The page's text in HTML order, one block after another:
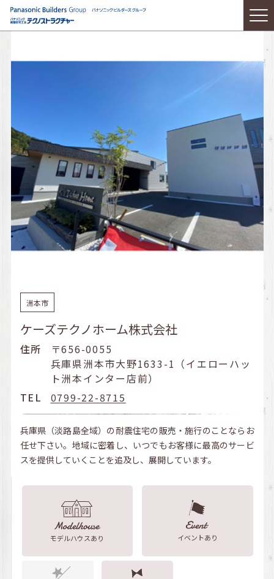
洲本市
ケーズテクノホーム株式会社
住所
〒656-0055
兵庫県洲本市大野1633-1（イエローハッ
ト洲本インター店前）
TEL
0799-22-8715
兵庫県（淡路島全域）の耐震住宅の販売・施行のことならお
任せ下さい。地域に密着し、いつでもお客様に最高のサービ
スを提供していくことを追及し、展開しています。
モデルハウスあり イベントあり